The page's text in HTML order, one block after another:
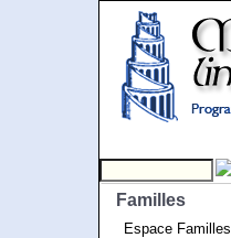
Familles
Espace Familles